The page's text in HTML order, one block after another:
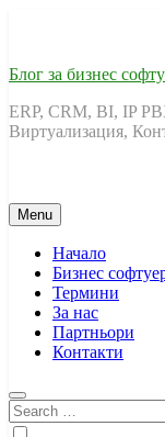
Блог за бизнес
ERP, CRM, BI, IP
Виртуализация,
Menu
Начало
Бизнес
Термини
За нас
Партньори
Контакти
Search
for: